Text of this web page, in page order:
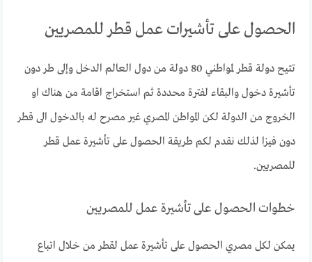
الحصول على تأشيرات عمل قطر للمصريين
تتيح دولة قطر لمواطني 80 دولة من دول العالم الدخل وإلى طر دون
تأشيرة دخول والبقاء لفترة محددة ثم استخراج اقامة من هناك او
الخروج من الدولة لكن المواطن المصري غير مصرح له بالدخول الى قطر
دون فيزا لذلك نقدم لكم طريقة الحصول على تأشيرة عمل قطر
للمصريين.
خطوات الحصول على تأشيرة عمل للمصريين
يمكن لكل مصري الحصول على تأشيرة عمل لقطر من خلال اتباع